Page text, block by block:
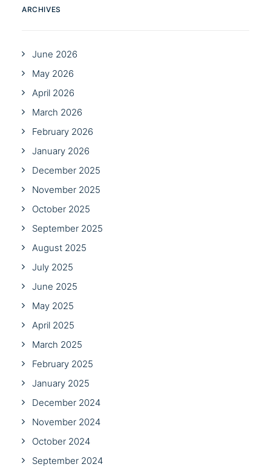
ARCHIVES
June 2026
May 2026
April 2026
March 2026
February 2026
January 2026
December 2025
November 2025
October 2025
September 2025
August 2025
July 2025
June 2025
May 2025
April 2025
March 2025
February 2025
January 2025
December 2024
November 2024
October 2024
September 2024